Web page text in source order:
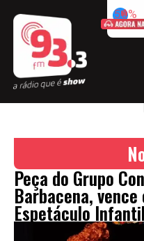
50%
Peça do Grupo
Barbacena,
Espetáculo